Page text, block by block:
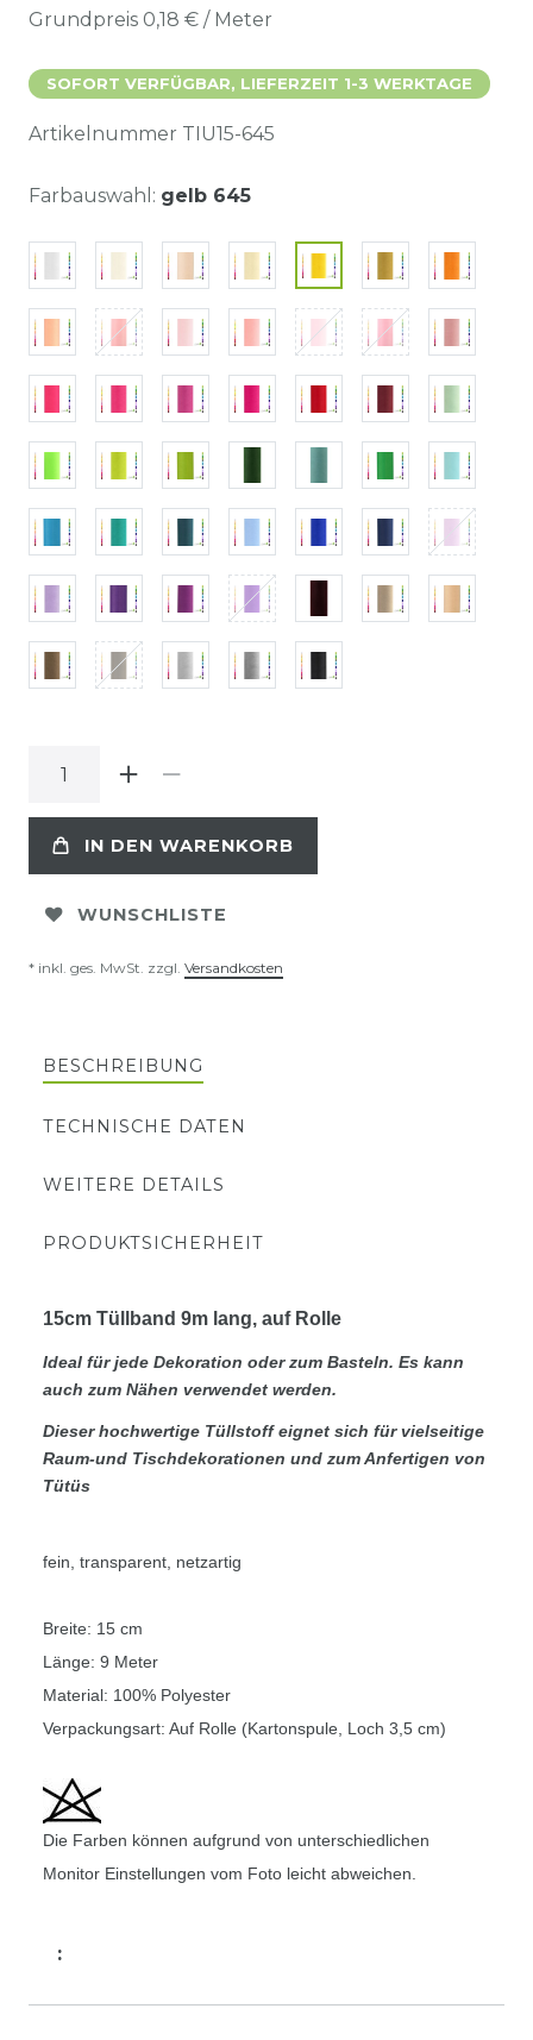
Grundpreis 0,18 € / Meter
SOFORT VERFÜGBAR, LIEFERZEIT 1-3 WERKTAGE
Artikelnummer TIU15-645
Farbauswahl: gelb 645
IN DEN WARENKORB
WUNSCHLISTE
* inkl. ges. MwSt. zzgl. Versandkosten
BESCHREIBUNG
TECHNISCHE DATEN
WEITERE DETAILS
PRODUKTSICHERHEIT
15cm Tüllband 9m lang, auf Rolle
Ideal für jede Dekoration oder zum Basteln. Es kann
auch zum Nähen verwendet werden.
Dieser hochwertige Tüllstoff eignet sich für vielseitige
Raum-und Tischdekorationen und zum Anfertigen von
Tütüs
fein, transparent, netzartig
Breite: 15 cm
Länge: 9 Meter
Material: 100% Polyester
Verpackungsart: Auf Rolle (Kartonspule, Loch 3,5 cm)
Die Farben können aufgrund von unterschiedlichen
Monitor Einstellungen vom Foto leicht abweichen.
: